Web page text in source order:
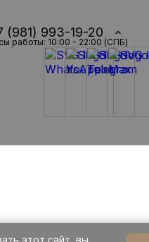
(981) 993-19-20
работы: 10:00 - 22:00 (СПБ)
этот сайт, вы